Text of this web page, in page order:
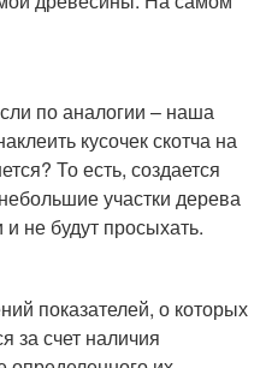
по аналогии – наша
кусочек скотча на
То есть, создается
участки дерева
не будут просыхать.
показателей, о которых
за счет наличия